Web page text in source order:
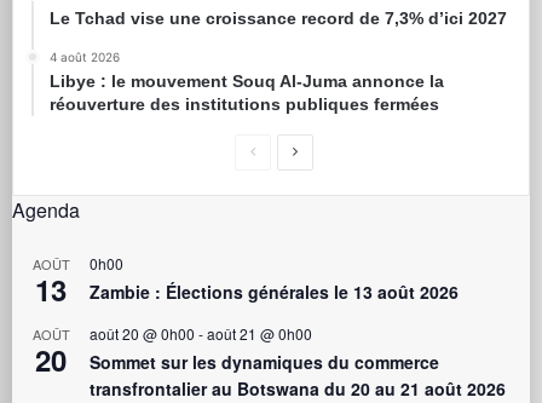
Le Tchad vise une croissance record de 7,3% d’ici 2027
4 août 2026
Libye : le mouvement Souq Al-Juma annonce la
réouverture des institutions publiques fermées
Agenda
AOÛT
13
0h00
Zambie : Élections générales le 13 août 2026
AOÛT
20
août 20 @ 0h00 -août 21 @ 0h00
Sommet sur les dynamiques du commerce
transfrontalier au Botswana du 20 au 21 août 2026